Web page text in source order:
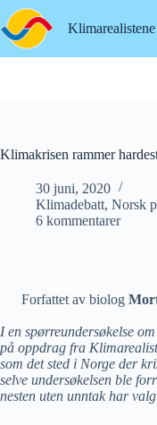
Hopp
til
innholdet
Klimarealistene
Klimakrisen rammer
30 juni, 2020
Klimadebatt, Norsk
6 kommentarer
Forfattet av biolog
I en spørreundersøkelse
på oppdrag fra
som det sted i Norge der
selve undersøkelsen ble
nesten uten unntak har